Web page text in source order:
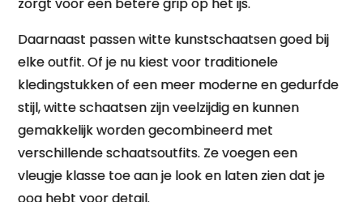
Daarnaast passen witte kunstschaatsen goed bij
elke outfit. Of je nu kiest voor traditionele
kledingstukken of een meer moderne en gedurfde
stijl, witte schaatsen zijn veelzijdig en kunnen
gemakkelijk worden gecombineerd met
verschillende schaatsoutfits. Ze voegen een
vleugje klasse toe aan je look en laten zien dat je